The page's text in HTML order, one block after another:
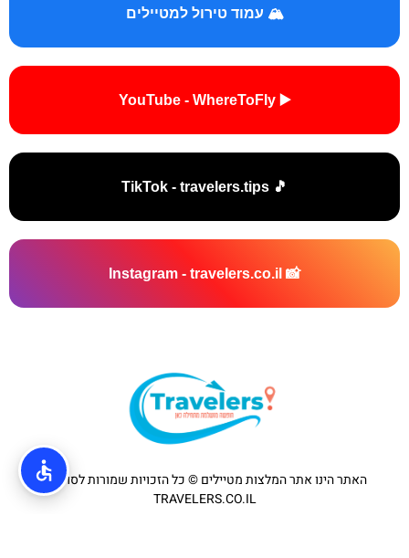
🏔️ עמוד טירול למטיילים
▶️ YouTube - WhereToFly
🎵 TikTok - travelers.tips
📸 Instagram - travelers.co.il
האתר הינו אתר המלצות מטיילים © כל הזכויות שמורות לסוכנות
TRAVELERS.CO.IL